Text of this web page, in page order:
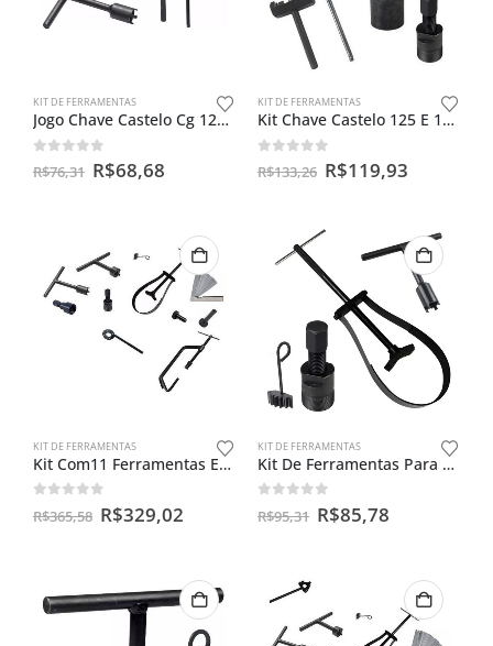
KIT DE FERRAMENTAS
Jogo Chave Castelo Cg 125-150 + Extrato Pino Corrente
out of 5
R$76,31 R$68,68
KIT DE FERRAMENTAS
Kit Chave Castelo 125 E 150 + Trava + Saca Pino + Saca Rotor
out of 5
R$133,26 R$119,93
KIT DE FERRAMENTAS
Kit Com11 Ferramentas Especiais Para Motos
out of 5
R$365,58 R$329,02
KIT DE FERRAMENTAS
Kit De Ferramentas Para Linha Honda Dream / Biz
out of 5
R$95,31 R$85,78